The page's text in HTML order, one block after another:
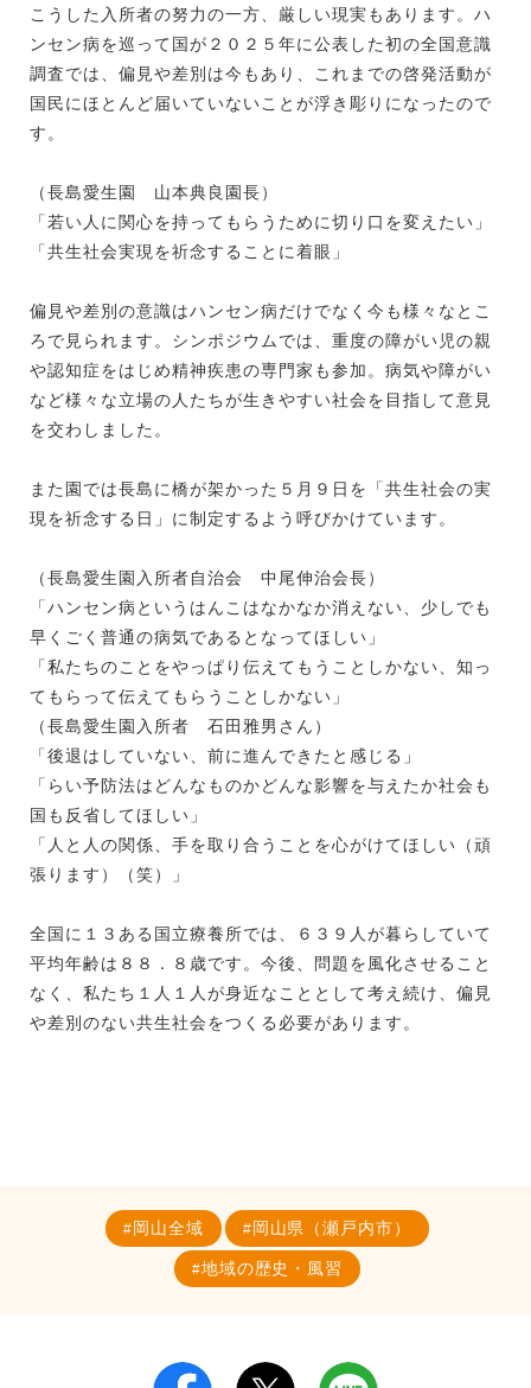
こうした入所者の努力の一方、厳しい現実もあります。ハ
ンセン病を巡って国が２０２５年に公表した初の全国意識
調査では、偏見や差別は今もあり、これまでの啓発活動が
国民にほとんど届いていないことが浮き彫りになったので
す。
（長島愛生園 山本典良園長）
「若い人に関心を持ってもらうために切り口を変えたい」
「共生社会実現を祈念することに着眼」
偏見や差別の意識はハンセン病だけでなく今も様々なとこ
ろで見られます。シンポジウムでは、重度の障がい児の親
や認知症をはじめ精神疾患の専門家も参加。病気や障がい
など様々な立場の人たちが生きやすい社会を目指して意見
を交わしました。
また園では長島に橋が架かった５月９日を「共生社会の実
現を祈念する日」に制定するよう呼びかけています。
（長島愛生園入所者自治会 中尾伸治会長）
「ハンセン病というはんこはなかなか消えない、少しでも
早くごく普通の病気であるとなってほしい」
「私たちのことをやっぱり伝えてもうことしかない、知っ
てもらって伝えてもらうことしかない」
（長島愛生園入所者 石田雅男さん）
「後退はしていない、前に進んできたと感じる」
「らい予防法はどんなものかどんな影響を与えたか社会も
国も反省してほしい」
「人と人の関係、手を取り合うことを心がけてほしい（頑
張ります）（笑）」
全国に１３ある国立療養所では、６３９人が暮らしていて
平均年齢は８８．８歳です。今後、問題を風化させること
なく、私たち１人１人が身近なこととして考え続け、偏見
や差別のない共生社会をつくる必要があります。
岡山全域 岡山県（瀬戸内市）
地域の歴史・風習